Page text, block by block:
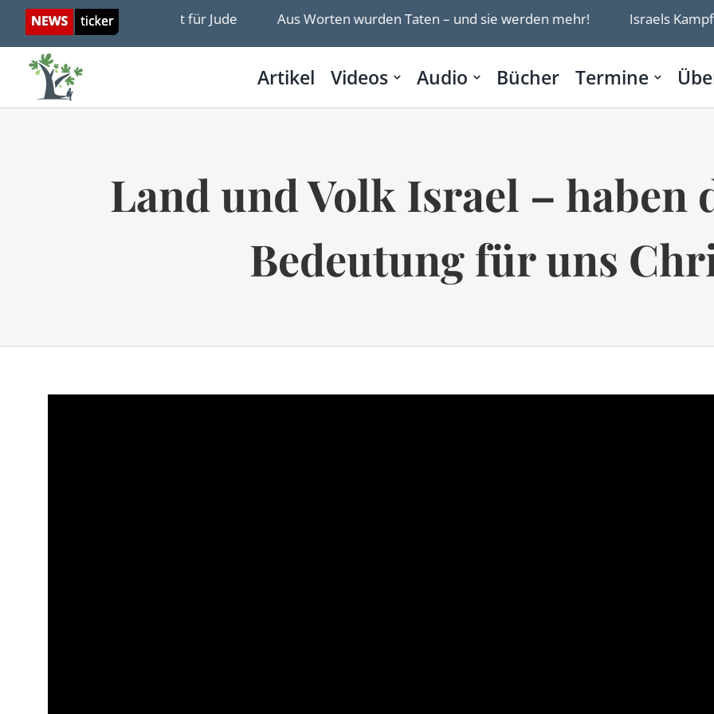
Skip
content
Das neue Wort für Jude Aus Worten wurden Taten – und sie werden mehr! Israels
Artikel Videos Audio Bücher Termine
Land und Volk Israel – haben
Bedeutung für uns